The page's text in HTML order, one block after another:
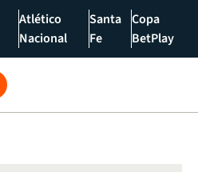
Atlético
Nacional
Santa
Fe
Copa
BetPlay